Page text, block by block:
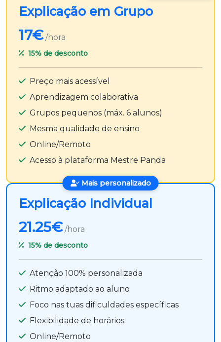
Explicação em Grupo
17€ /hora
15% de desconto
Preço mais acessível
Aprendizagem colaborativa
Grupos pequenos (máx. 6 alunos)
Mesma qualidade de ensino
Online/Remoto
Acesso à plataforma Mestre Panda
Mais personalizado
Explicação Individual
21.25€ /hora
15% de desconto
Atenção 100% personalizada
Ritmo adaptado ao aluno
Foco nas tuas dificuldades específicas
Flexibilidade de horários
Online/Remoto